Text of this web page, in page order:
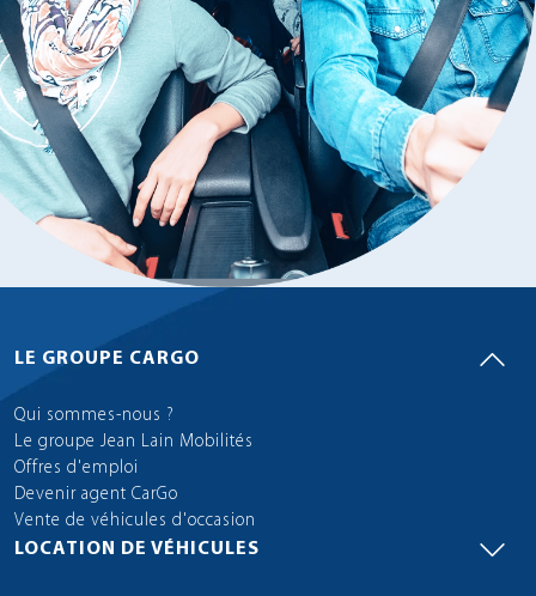
LE GROUPE CARGO
Qui sommes-nous ?
Le groupe Jean Lain Mobilités
Offres d'emploi
Devenir agent CarGo
Vente de véhicules d'occasion
LOCATION DE VÉHICULES